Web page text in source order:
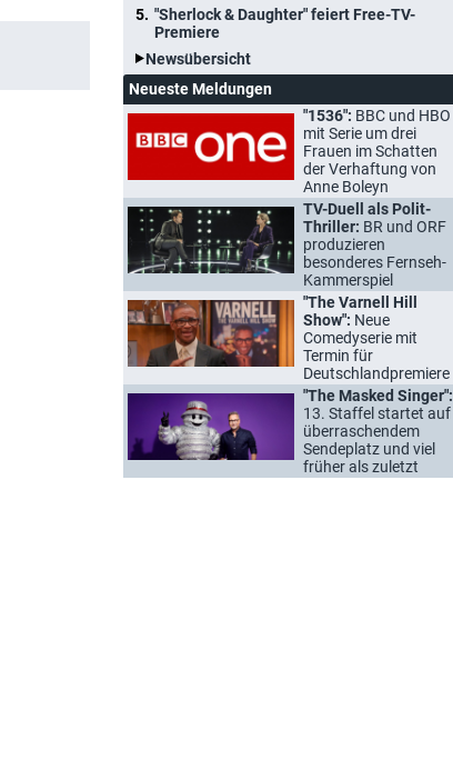
"Sherlock & Daughter" feiert Free-TV-
Premiere
Newsübersicht
Neueste Meldungen
"1536": BBC und HBO
mit Serie um drei
Frauen im Schatten
der Verhaftung von
Anne Boleyn
TV-Duell als Polit-
Thriller: BR und ORF
produzieren
besonderes Fernseh-
Kammerspiel
"The Varnell Hill
Show": Neue
Comedyserie mit
Termin für
Deutschlandpremiere
"The Masked Singer":
13. Staffel startet auf
überraschendem
Sendeplatz und viel
früher als zuletzt